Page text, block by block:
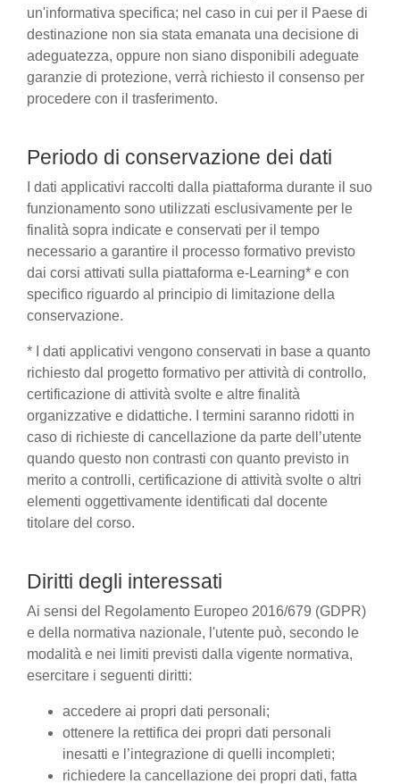
un'informativa specifica; nel caso in cui per il Paese di
destinazione non sia stata emanata una decisione di
adeguatezza, oppure non siano disponibili adeguate
garanzie di protezione, verrà richiesto il consenso per
procedere con il trasferimento.
Periodo di conservazione dei dati
I dati applicativi raccolti dalla piattaforma durante il suo
funzionamento sono utilizzati esclusivamente per le
finalità sopra indicate e conservati per il tempo
necessario a garantire il processo formativo previsto
dai corsi attivati sulla piattaforma e-Learning* e con
specifico riguardo al principio di limitazione della
conservazione.
* I dati applicativi vengono conservati in base a quanto
richiesto dal progetto formativo per attività di controllo,
certificazione di attività svolte e altre finalità
organizzative e didattiche. I termini saranno ridotti in
caso di richieste di cancellazione da parte dell’utente
quando questo non contrasti con quanto previsto in
merito a controlli, certificazione di attività svolte o altri
elementi oggettivamente identificati dal docente
titolare del corso.
Diritti degli interessati
Ai sensi del Regolamento Europeo 2016/679 (GDPR)
e della normativa nazionale, l'utente può, secondo le
modalità e nei limiti previsti dalla vigente normativa,
esercitare i seguenti diritti:
accedere ai propri dati personali;
ottenere la rettifica dei propri dati personali
inesatti e l’integrazione di quelli incompleti;
richiedere la cancellazione dei propri dati, fatta